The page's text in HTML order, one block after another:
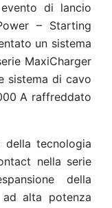
di lancio
– Starting
un sistema
MaxiCharger
sistema di cavo
A raffreddato
tecnologia
nella serie
della
alta potenza